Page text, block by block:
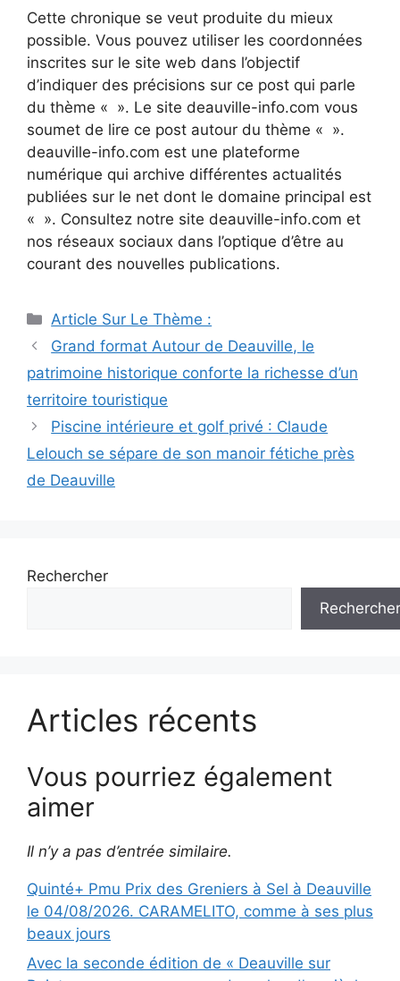
Cette chronique se veut produite du mieux
possible. Vous pouvez utiliser les coordonnées
inscrites sur le site web dans l’objectif
d’indiquer des précisions sur ce post qui parle
du thème « ». Le site deauville-info.com vous
soumet de lire ce post autour du thème « ».
deauville-info.com est une plateforme
numérique qui archive différentes actualités
publiées sur le net dont le domaine principal est
« ». Consultez notre site deauville-info.com et
nos réseaux sociaux dans l’optique d’être au
courant des nouvelles publications.
Catégories
Article Sur Le Thème :
Navigation
des
articles
Grand format Autour de Deauville, le
patrimoine historique conforte la richesse d’un
territoire touristique
Piscine intérieure et golf privé : Claude
Lelouch se sépare de son manoir fétiche près
de Deauville
Rechercher
Rechercher
Articles récents
Vous pourriez également
aimer
Il n’y a pas d’entrée similaire.
Quinté+ Pmu Prix des Greniers à Sel à Deauville
le 04/08/2026. CARAMELITO, comme à ses plus
beaux jours
Avec la seconde édition de « Deauville sur